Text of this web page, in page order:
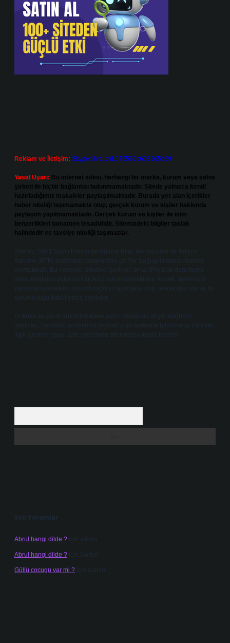
Reklam ve İletişim: Skype: live:.cid.575569c608265c69
Yasal Uyarı: Bu internet sitesi, herhangi bir marka, kurum veya şahıs
şirketi ile hiçbir bağlantısı bulunmamaktadır. Sitede yalnızca kendi
hazırladığımız makaleler paylaşılmaktadır. Burada yer alan içerikler
haber niteliği taşımamakta olup, gerçek kurum ve kişiler hakkında
paylaşım yapılmamaktadır. Gerçek kurum ve kişiler ile isim
benzerlikleri tamamen tesadüfidir. Sitemizdeki bilgiler taslak
halindedir ve tavsiye niteliği taşımazlar.
Sitemiz, 5651 Sayılı Kanun gereğince Bilgi Teknolojileri ve İletişim
Kurumu (BTK) tarafından onaylanmış bir Yer Sağlayıcı olarak hizmet
vermektedir. Bu nedenle, sitedeki içerikleri proaktif olarak denetleme
veya araştırma yükümlülüğümüz bulunmamaktadır. Ancak, üyelerimiz
yazdıkları içeriklerin sorumluluğunu taşımakta olup, siteye üye olarak bu
sorumluluğu kabul etmiş sayılırlar.
Hukuka ve yasal düzenlemelere aykırı olduğunu düşündüğünüz
içerikleri,
backlinkpanelicomtr@gmail.com adresine bildirmeniz halinde,
ilgili içerikler yasal süre içerisinde sitemizden kaldırılacaktır.
Son Yorumlar
Abrul hangi dilde ? için admin
Abrul hangi dilde ? için Gülten
Güllü cocugu var mi ? için admin